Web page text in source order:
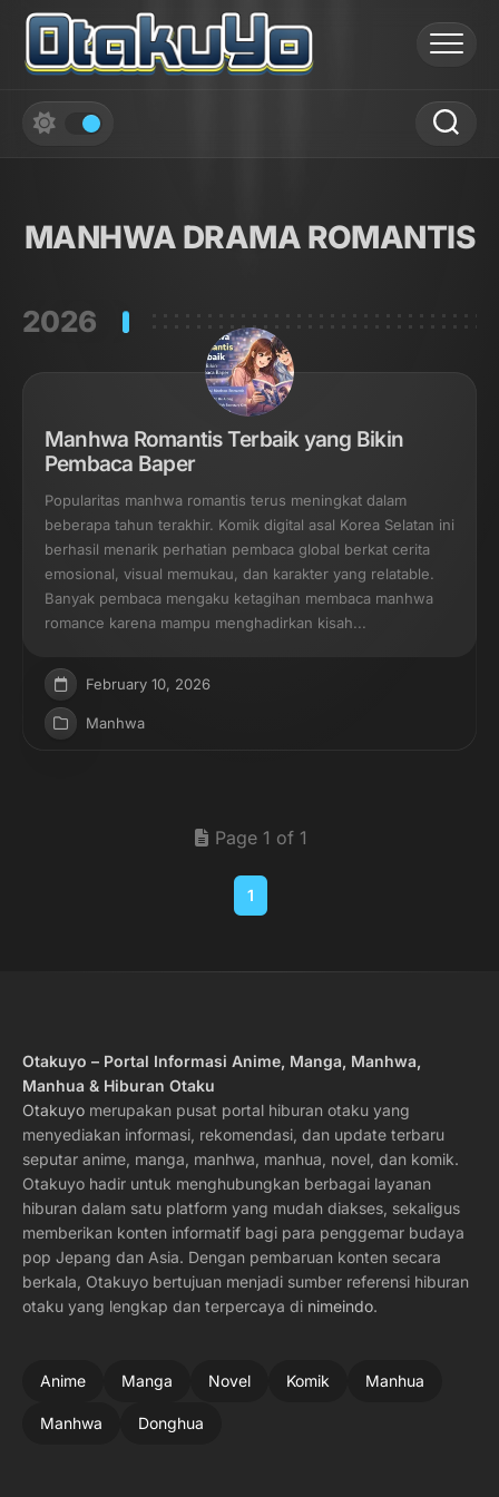
Skip
content
MANHWA DRAMA ROMANTIS
2026
Manhwa Romantis Terbaik yang Bikin
Pembaca Baper
Popularitas manhwa romantis terus meningkat dalam
beberapa tahun terakhir. Komik digital asal Korea Selatan ini
berhasil menarik perhatian pembaca global berkat cerita
emosional, visual memukau, dan karakter yang relatable.
Banyak pembaca mengaku ketagihan membaca manhwa
romance karena mampu menghadirkan kisah...
February 10, 2026
Manhwa
Page 1 of 1
1
Otakuyo – Portal Informasi Anime, Manga, Manhwa,
Manhua & Hiburan Otaku
Otakuyo merupakan pusat portal hiburan otaku yang
menyediakan informasi, rekomendasi, dan update terbaru
seputar anime, manga, manhwa, manhua, novel, dan komik.
Otakuyo hadir untuk menghubungkan berbagai layanan
hiburan dalam satu platform yang mudah diakses, sekaligus
memberikan konten informatif bagi para penggemar budaya
pop Jepang dan Asia. Dengan pembaruan konten secara
berkala, Otakuyo bertujuan menjadi sumber referensi hiburan
otaku yang lengkap dan terpercaya di nimeindo.
Anime Manga Novel Komik Manhua
Manhwa Donghua